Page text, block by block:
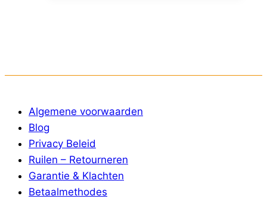
Algemene voorwaarden
Blog
Privacy Beleid
Ruilen – Retourneren
Garantie & Klachten
Betaalmethodes